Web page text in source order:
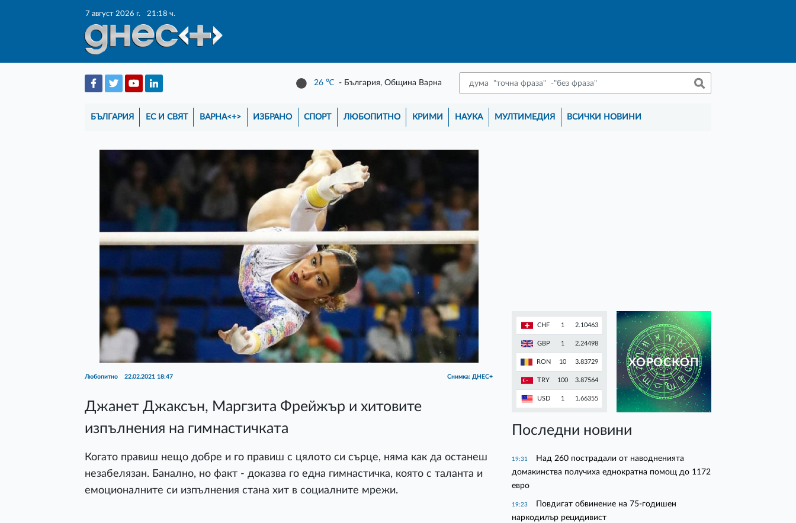
7 август 2026 г. 21:18 ч.
26 ℃ - България, Община Варна
БЪЛГАРИЯ ЕС И СВЯТ ВАРНА<+> ИЗБРАНО СПОРТ ЛЮБОПИТНО КРИМИ НАУКА МУЛТИМЕДИЯ ВСИЧКИ НОВИНИ
Любопитно 22.02.2021 18:47 Снимка: ДНЕС+
Джанет Джаксън, Маргзита Фрейжър и хитовите
изпълнения на гимнастичката
Когато правиш нещо добре и го правиш с цялото си сърце, няма как да останеш
незабелязан. Банално, но факт - доказва го една гимнастичка, която с таланта и
емоционалните си изпълнения стана хит в социалните мрежи.
CHF 1 2.10463
GBP 1 2.24498
RON 10 3.83729
TRY 100 3.87564
USD 1 1.66355
ХОРОСКОП
Последни новини
19:31
Над 260 пострадали от наводненията
домакинства получиха еднократна помощ до 1172
евро
19:23
Повдигат обвинение на 75-годишен
наркодилър рецидивист